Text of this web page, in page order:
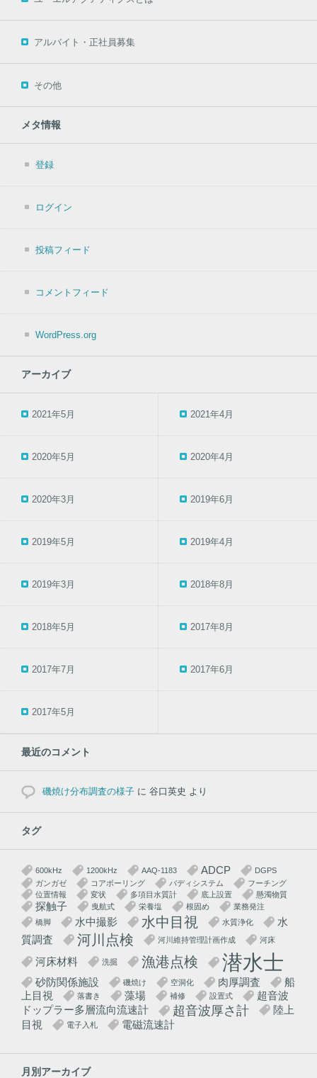
アルバイト・正社員募集
その他
メタ情報
登録
ログイン
投稿フィード
コメントフィード
WordPress.org
アーカイブ
2021年5月 2021年4月
2020年5月 2020年4月
2020年3月 2019年6月
2019年5月 2019年4月
2019年3月 2018年8月
2018年5月 2017年8月
2017年7月 2017年6月
2017年5月
最近のコメント
磯焼け分布調査の様子 に 谷口英史 より
タグ
600kHz 1200kHz AAQ-1183 ADCP
DGPS
ガンガゼ
コアボーリング バディシステム
フーチング
位置情報
変状 多項目水質計 底上設置 懸濁物質
探触子 曳航式 栄養塩 根固め
業務発注
橋脚
水中撮影 水中目視 水質浄化
水
質調査
河川点検 河川維持管理計画作成 河床
河床材料 洗掘 漁港点検 潜水士
砂防関係施設 磯焼け 空洞化 肉厚調査
船
上目視
落書き 藻場 補修 設置式
超音波
ドップラー多層流向流速計
超音波厚さ計
陸上
目視
電子入札 電磁流速計
月別アーカイブ